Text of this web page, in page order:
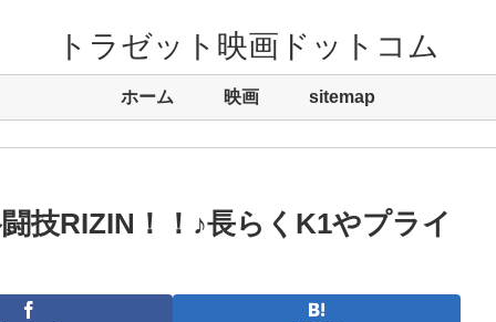
トラゼット映画ドットコム
ホーム 映画 sitemap
技RIZIN！！♪長らくK1やプライ